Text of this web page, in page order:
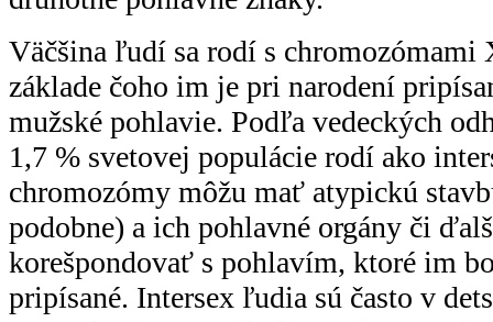
Väčšina ľudí sa rodí s chromozómami
základe čoho im je pri narodení
mužské pohlavie. Podľa vedeckých
1,7 % svetovej populácie rodí ako
chromozómy môžu mať atypickú
podobne) a ich pohlavné orgány či
korešpondovať s pohlavím, ktoré im
pripísané. Intersex ľudia sú často v